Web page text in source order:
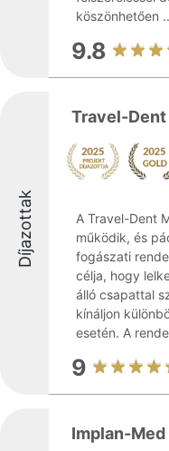
köszönhetően
9.8
Díjazottak
Travel-Dent
A Travel-Dent
működik, és
fogászati
célja, hogy
álló csapattal
kínáljon
esetén. A
9
Implan-Med